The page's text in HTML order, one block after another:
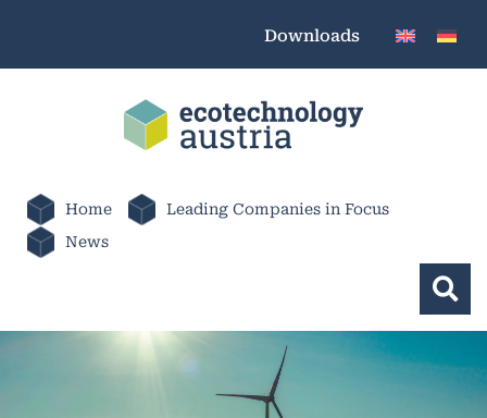
Downloads
Home
Leading Companies in Focus
News